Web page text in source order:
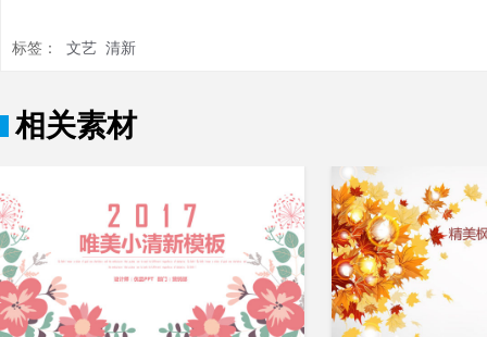
标签： 文艺 清新
相关素材